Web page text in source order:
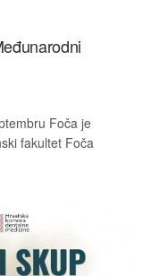
Foča je
fakultet Foča